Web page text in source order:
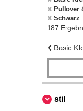
Pullover
Schwarz
187
Basic
stil